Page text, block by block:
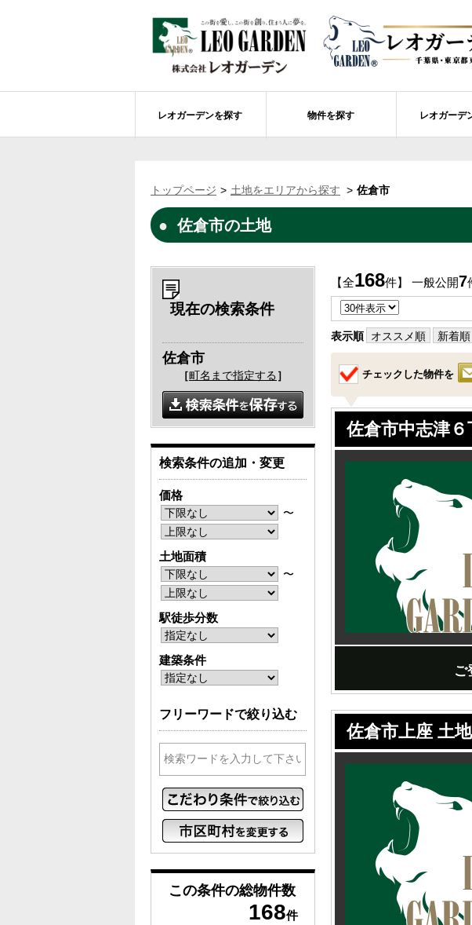
レオガーデンを探す
成田市のレオガーデン
レオガーデン新現場 造成工事のお知らせ
レオガーデン船橋法典 朝陽の街〔第1期〕 レ
物件を探す
市川市エリアの物件情報
土地を探す
総武線沿線の未公開物件情報について
レオガーデ
レオ・グローブ カリフォルニア
モデルハウス
住宅ローンのポイント
売却物件大募集
トップページ 土地をエリアから探す 佐倉市
佐倉市の土地
【全168件】 一般公開7
表示順 オススメ順 新着順
チェックした物件を
佐倉市中志津
ご
佐倉市上座 土地
現在の検索条件
佐倉市
［町名まで指定する ］
検索条件の追加・変更
価格
〜
土地面積
〜
駅徒歩分数
建築条件
フリーワードで絞り込む
この条件の総物件数
168件